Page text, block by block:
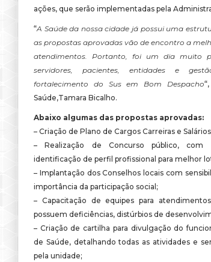
ações, que serão implementadas pela
“A Saúde da nossa cidade já possui uma
as propostas aprovadas vão de encontro a
atendimentos. Portanto, foi um dia muito
servidores, pacientes, entidades e
fortalecimento do Sus em Bom Despacho
Saúde,Tamara Bicalho.
Abaixo algumas das propostas aprovadas:
– Criação de Plano de Cargos Carreiras e
– Realização de Concurso público, com
identificação de perfil profissional para melhor
– Implantação dos Conselhos locais com
importância da participação social;
– Capacitação de equipes para
possuem deficiências, distúrbios de
– Criação de cartilha para divulgação do
de Saúde, detalhando todas as atividades e
pela unidade;